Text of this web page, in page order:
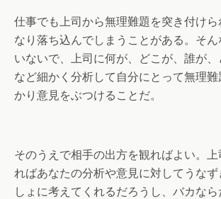
仕事でも上司から無理難題を突き付け
なり落ち込んでしまうことがある。そ
いないで、上司に何が、どこが、誰が、
など細かく分析して自分にとって無理
かり意見をぶつけることだ。
そのうえで相手の出方を観ればよい。
ればあなたの分析や意見に対してうな
しょに考えてくれるだろうし、バカな